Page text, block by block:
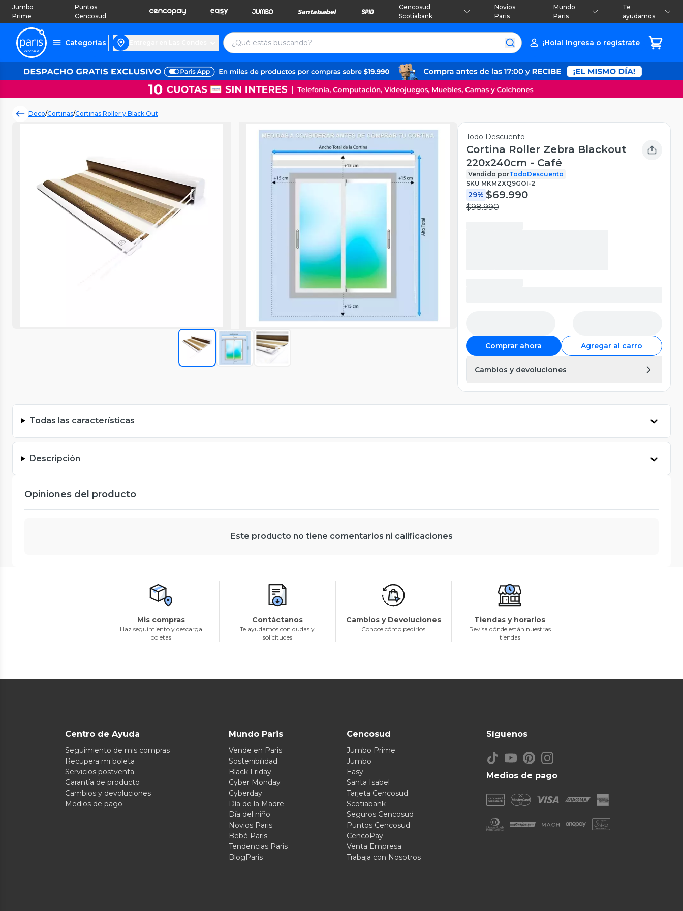
Jumbo
Prime
Puntos
Cencosud
Cencosud
Scotiabank
Novios
Paris
Mundo
Paris
Te
ayudamos
Categorías ¡Hola! Ingresa o regístrate
Deco/Cortinas/Cortinas Roller y Black Out
Todo Descuento
Cortina Roller Zebra Blackout
220x240cm - Café
Vendido porTodoDescuento
SKU MKMZXQ9GOI-2
29% $69.990
$98.990
Comprar ahora Agregar al carro
Cambios y devoluciones
Todas las características
Descripción
Opiniones del producto
Este producto no tiene comentarios ni calificaciones
Mis compras
Haz seguimiento y descarga
boletas
Contáctanos
Te ayudamos con dudas y
solicitudes
Cambios y Devoluciones
Conoce cómo pedirlos
Tiendas y horarios
Revisa dónde están nuestras
tiendas
Centro de Ayuda
Seguimiento de mis compras
Recupera mi boleta
Servicios postventa
Garantía de producto
Cambios y devoluciones
Medios de pago
Mundo Paris
Vende en Paris
Sostenibilidad
Black Friday
Cyber Monday
Cyberday
Día de la Madre
Día del niño
Novios Paris
Bebé Paris
Tendencias Paris
BlogParis
Cencosud
Jumbo Prime
Jumbo
Easy
Santa Isabel
Tarjeta Cencosud
Scotiabank
Seguros Cencosud
Puntos Cencosud
CencoPay
Venta Empresa
Trabaja con Nosotros
Medios de pago
Síguenos